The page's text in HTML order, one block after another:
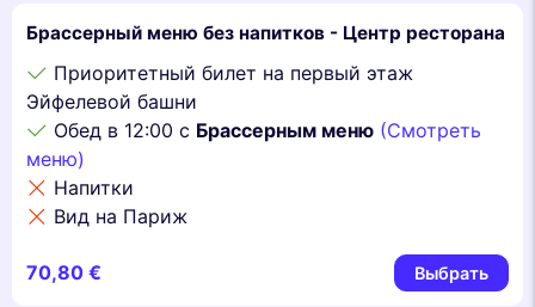
Брассерный меню без напитков - Центр ресторана
Приоритетный билет на первый этаж
Эйфелевой башни
Обед в 12:00 с Брассерным меню (Смотреть
меню)
Напитки
Вид на Париж
70,80 € Выбрать